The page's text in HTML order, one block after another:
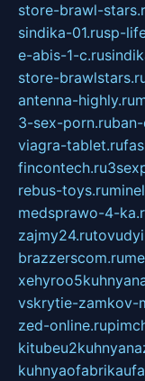
store-brawl-
sindika-01.rusp-
e-abis-1-c.ru
store-
antenna-highly.ru
3-sex-porn.ru
viagra-tablet.ru
fincontech.ru
rebus-toys.ru
medsprawo-4-
zajmy24.ru
brazzerscom.ru
vskrytie-zamkov-
zed-online.ru